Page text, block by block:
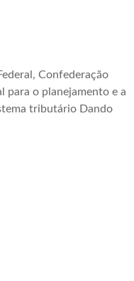
Confederação
para o planejamento e a
tributário Dando